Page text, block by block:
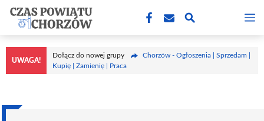
Przejdź
treści
UWAGA!
Dołącz do nowej grupy
Chorzów - Ogłoszenia | Sprzedam |
Kupię | Zamienię | Praca